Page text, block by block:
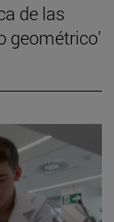
de las
geométrico’